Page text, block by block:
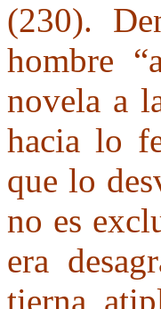
(230).
hombre
novela a
hacia lo
que lo
no es
era
tierna,